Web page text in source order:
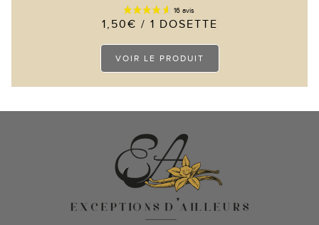
1,50€ / 1 DOSETTE
VOIR LE PRODUIT
Ce
a
la
page
produit